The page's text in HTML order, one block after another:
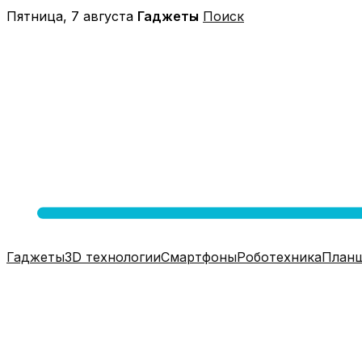
Перейти
Пятница, 7 августа Гаджеты Поиск
Гаджеты3D технологииСмартфоныРоботехника